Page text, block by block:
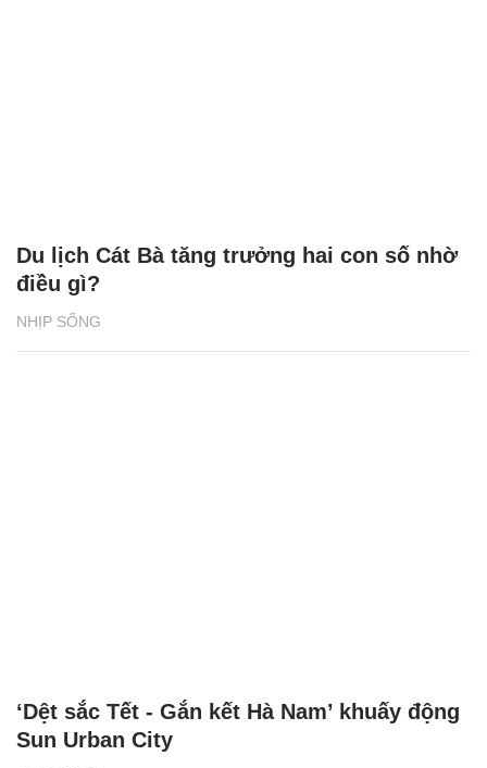
NHỊP SỐNG
Du lịch Cát Bà tăng trưởng hai con số nhờ
điều gì?
‘Dệt sắc Tết - Gắn kết Hà Nam’ khuấy động
Sun Urban City